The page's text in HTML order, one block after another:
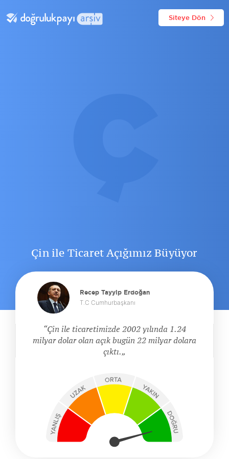
Siteye Dön
Çin ile Ticaret Açığımız Büyüyor
Recep Tayyip Erdoğan
T.C Cumhurbaşkanı
Çin ile ticaretimizde 2002 yılında 1.24
milyar dolar olan açık bugün 22 milyar dolara
çıktı.